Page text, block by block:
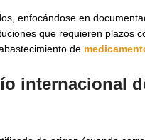
enfocándose en
que requieren plazos
de
internacional